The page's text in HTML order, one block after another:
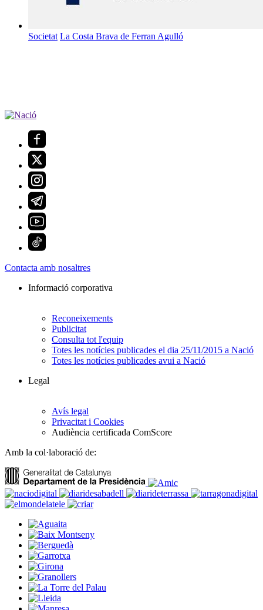
Societat La Costa Brava de Ferran Agulló
Contacta amb nosaltres
Informació corporativa
Reconeixements
Publicitat
Consulta tot l'equip
Totes les notícies publicades el dia 25/11/2015 a Nació
Totes les notícies publicades avui a Nació
Legal
Avís legal
Privacitat i Cookies
Audiència certificada ComScore
Amb la col·laboració de: